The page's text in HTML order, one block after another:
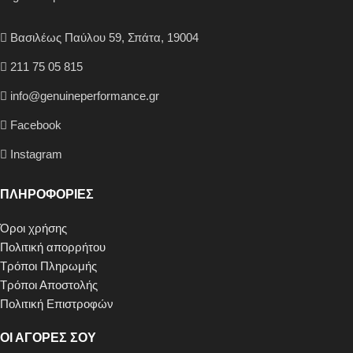
Βασιλέως Παύλου 59, Σπάτα, 19004
211 75 05 815
info@genuineperformance.gr
Facebook
Instagram
ΠΛΗΡΟΦΟΡΙΕΣ
Όροι χρήσης
Πολιτική απορρήτου
Τρόποι Πληρωμής
Τρόποι Αποστολής
Πολιτική Επιστροφών
ΟΙ ΑΓΟΡΕΣ ΣΟΥ